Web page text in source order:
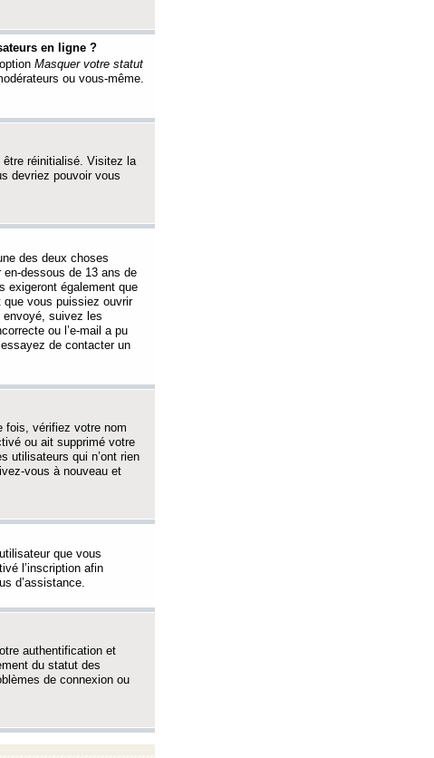
en ligne ?
Masquer votre statut
ou vous-même.
être réinitialisé. Visitez la
devriez pouvoir vous
des deux choses
dessous de 13 ans de
exigeront également que
que vous puissiez ouvrir
envoyé, suivez les
ou l’e-mail a pu
de contacter un
fois, vérifiez votre nom
ou ait supprimé votre
utilisateurs qui n’ont rien
vous à nouveau et
que vous
l’inscription afin
d’assistance.
authentification et
du statut des
de connexion ou